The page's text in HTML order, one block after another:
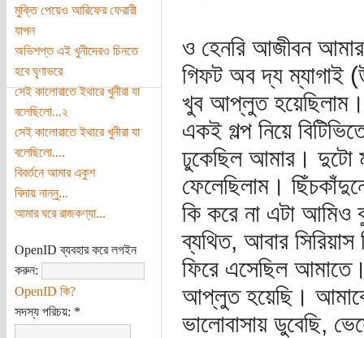
মুক্তি পেয়েও আরিফের ফেরারী
যাপন
অভিশপ্ত এই খুনীদেরও চিনতে
হবে ঘৃণাভরে
সেই কালোরাতে ইথারে খুনীরা যা
বলেছিলো...২
সেই কালোরাতে ইথারে খুনীরা যা
বলেছিলো....
বিবর্তনে আমার একুশ
বিদায় নান্নু...
আমার ঘরে রাজকণ্যা...
OpenID ব্যবহার করে লগইন
করুন:
OpenID কি?
সদস্য পরিচয়: *
ও হেনরি আজীবন
গিফট অব দ্য ম্যাগাই
খুব আপ্লুত হয়েছিলাম।
একই গল্প নিয়ে
ঢুকেছিল আমার। দুটো
ফেলেছিলাম।
কি করে না এটা আমিও
ব্যথিত, আবার
ফিরে এসেছিল
আপ্লুত হয়েছি।
ভালোবাসায় ডুবেছি,